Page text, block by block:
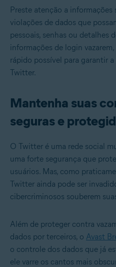
Preste atenção a informações
violações de dados que
pessoais, senhas ou detalhes
informações de login
rápido possível para garantir
Twitter.
Mantenha suas
seguras e
O Twitter é uma rede social
uma forte segurança que
usuários. Mas, como
Twitter ainda pode ser
cibercriminosos souberem
Além de proteger contra
dados por terceiros, o Avast
o controle dos dados que já
ele varre os cantos mais